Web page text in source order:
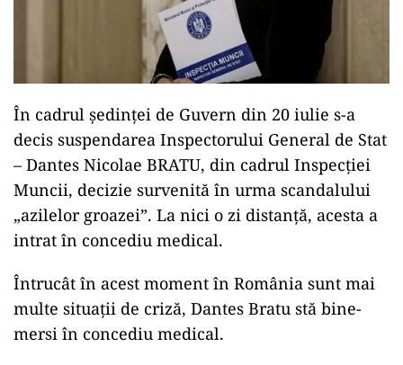
În cadrul ședinței de Guvern din 20 iulie s-a
decis suspendarea Inspectorului General de Stat
– Dantes Nicolae BRATU, din cadrul Inspecției
Muncii, decizie survenită în urma scandalului
„azilelor groazei”. La nici o zi distanță, acesta a
intrat în concediu medical.
Întrucât în acest moment în România sunt mai
multe situații de criză, Dantes Bratu stă bine-
mersi în concediu medical.